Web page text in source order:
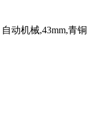
自动机械,43mm,青铜